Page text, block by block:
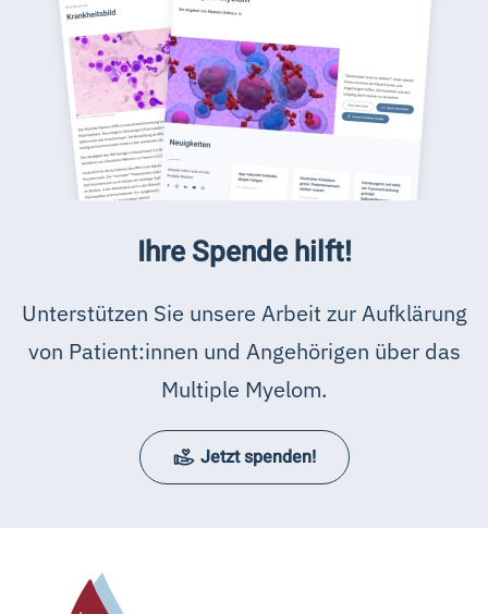
Ihre Spende hilft!
Unterstützen Sie unsere Arbeit zur Aufklärung
von Patient:innen und Angehörigen über das
Multiple Myelom.
Jetzt spenden!